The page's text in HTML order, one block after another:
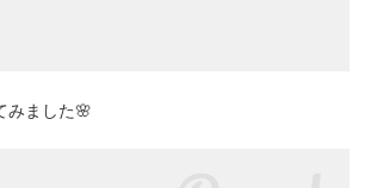
みました🌸